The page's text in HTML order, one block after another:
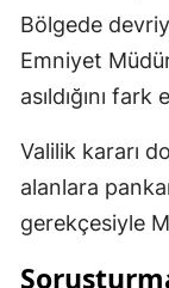
Bölgede
Emniyet
asıldığını
Valilik kararı
alanlara
gerekçesiyle